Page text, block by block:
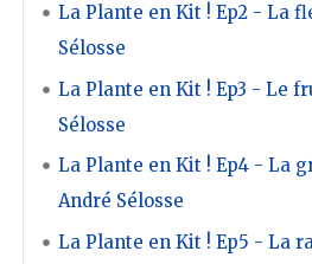
La Plante en Kit ! Ep2 - La
Sélosse
La Plante en Kit ! Ep3 - Le
Sélosse
La Plante en Kit ! Ep4 - La
André Sélosse
La Plante en Kit ! Ep5 - La